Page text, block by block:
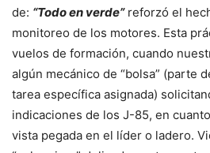
de: “Todo en verde”reforzó el
monitoreo de los motores. Esta
vuelos de formación, cuando
algún mecánico de “bolsa” (parte
tarea específica asignada)
indicaciones de los J-85, en
vista pegada en el líder o ladero.